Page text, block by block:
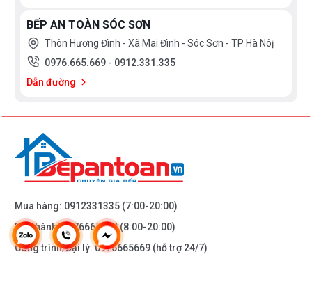
BẾP AN TOÀN SÓC SƠN
Thôn Hương Đình - Xã Mai Đình - Sóc Sơn - TP Hà Nôị
0976.665.669 - 0912.331.335
Dẫn đường
Mua hàng: 0912331335 (7:00-20:00)
Bảo hành:0976665669(8:00-20:00)
Công trình/Đại lý:0976665669 (hỗ trợ 24/7)